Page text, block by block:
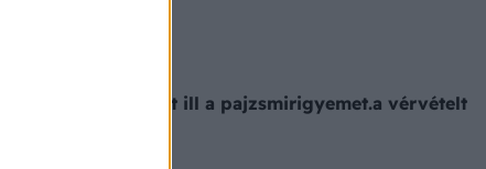
a doki a nyakamat ill a pajzsmirigyemet.a vérvételt